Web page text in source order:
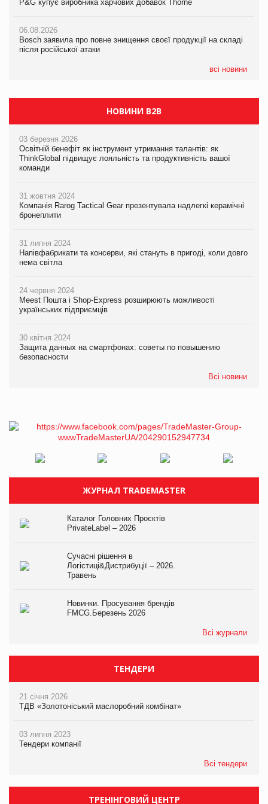
P&G купує виробника харчових добавок Thorne
06.08.2026
Bosch заявила про повне знищення своєї продукції на складі
після російської атаки
всі новини
P&G купує виробника харчових добавок Thorne
06.08.2026
Bosch заявила про повне знищення своєї продукції на складі
після російської атаки
P&G купує виробника харчових добавок Thorne
06.08.2026
Bosch заявила про повне знищення своєї продукції на складі
після російської атаки
НОВИНИ B2B
03 березня 2026
Освітній бенефіт як інструмент утримання талантів: як
ThinkGlobal підвищує лояльність та продуктивність вашої
команди
31 жовтня 2024
Компанія Rarog Tactical Gear презентувала надлегкі керамічні
бронеплити
31 липня 2024
Напівфабрикати та консерви, які стануть в пригоді, коли довго
нема світла
24 червня 2024
Meest Пошта і Shop-Express розширюють можливості
українських підприємців
30 квітня 2024
Защита данных на смартфонах: советы по повышению
безопасности
Всі новини
ЖУРНАЛ TRADEMASTER
Каталог Головних Проєктів
PrivateLabel – 2026
Сучасні рішення в
Логістиці&Дистрибуції – 2026.
Травень
Новинки. Просування брендів
FMCG.Березень 2026
Всі журнали
ТЕНДЕРИ
21 січня 2026
ТДВ «Золотоніський маслоробний комбінат»
03 липня 2023
Тендери компанії
Всі тендери
ТРЕНІНГОВИЙ ЦЕНТР